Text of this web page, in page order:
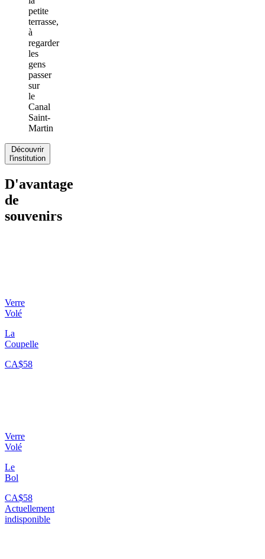
petite
terrasse,
à
regarder
les
gens
passer
sur
le
Canal
Saint-
Martin
Découvrir
l'institution
D'avantage
de
souvenirs
Verre
Volé
La
Coupelle
CA$58
Verre
Volé
Le
Bol
CA$58
Actuellement
indisponible